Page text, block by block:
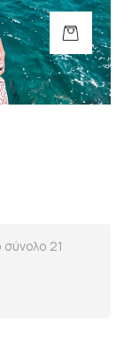
σύνολο 21